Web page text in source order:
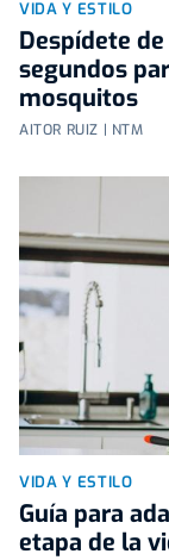
VIDA Y ESTILO
Despídete
segundos
mosquitos
AITOR RUIZ | NTM
VIDA Y ESTILO
Guía para
etapa de la